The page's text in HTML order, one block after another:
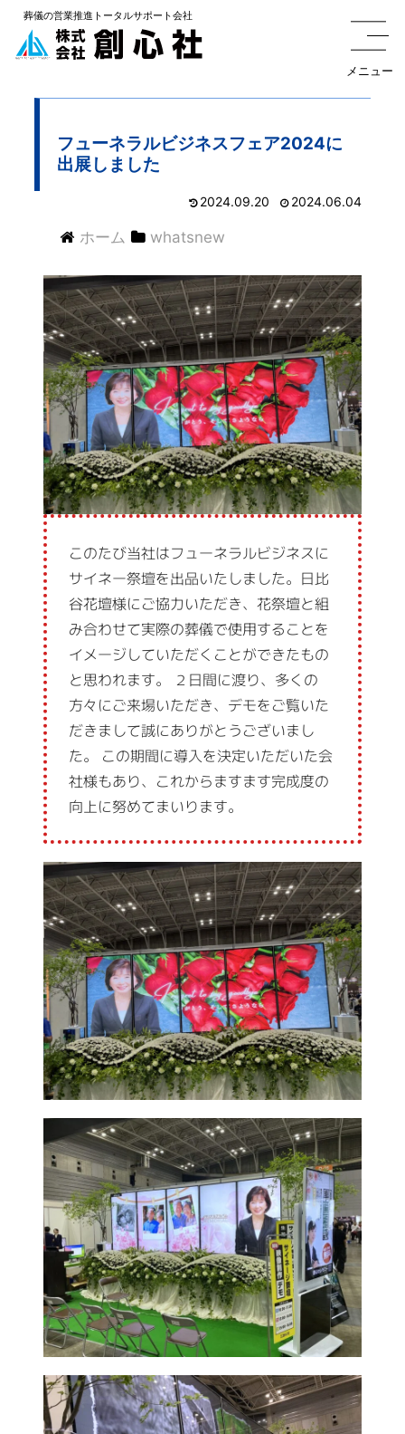
葬儀の営業推進トータルサポート会社
メニュー
フューネラルビジネスフェア2024に
出展しました
2024.09.20 2024.06.04
ホーム whatsnew
このたび当社はフューネラルビジネスに
サイネー祭壇を出品いたしました。日比
谷花壇様にご協力いただき、花祭壇と組
み合わせて実際の葬儀で使用することを
イメージしていただくことができたもの
と思われます。 ２日間に渡り、多くの
方々にご来場いただき、デモをご覧いた
だきまして誠にありがとうございまし
た。 この期間に導入を決定いただいた会
社様もあり、これからますます完成度の
向上に努めてまいります。